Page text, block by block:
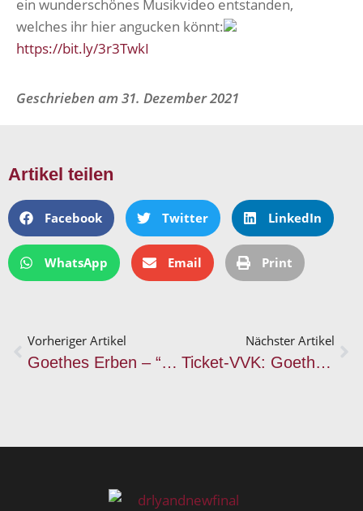
ein wunderschönes Musikvideo entstanden,
welches ihr hier angucken könnt:
https://bit.ly/3r3TwkI
Geschrieben am31. Dezember 2021
Artikel teilen
Facebook Twitter LinkedIn
WhatsApp Email Print
Vorheriger Artikel
Goethes Erben – “Fern ab vom Licht”
Nächster Artikel
Ticket-VVK: Goethes Erben – „X“ live